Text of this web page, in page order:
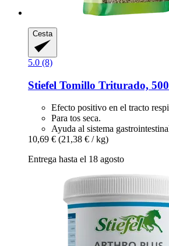
Cesta
5.0 (8)
Stiefel Tomillo Triturado,
Efecto positivo en el tracto
Para tos seca.
Ayuda al sistema
10,69 € (21,38 € / kg)
Entrega hasta el 18 agosto